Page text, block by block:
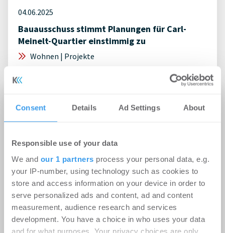
Consent Details Ad Settings About
Responsible use of your data
We and our 1 partners process your personal data, e.g.
your IP-number, using technology such as cookies to
store and access information on your device in order to
serve personalized ads and content, ad and content
measurement, audience research and services
development. You have a choice in who uses your data
and for what purposes. Your privacy choices are only
04.06.2025
Bauausschuss stimmt Planungen für Carl-
Meinelt-Quartier einstimmig zu
Wohnen | Projekte
21.05.2025